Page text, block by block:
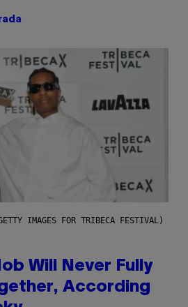
IMAGES FOR TRIBECA FESTIVAL)
Will Never Fully
According